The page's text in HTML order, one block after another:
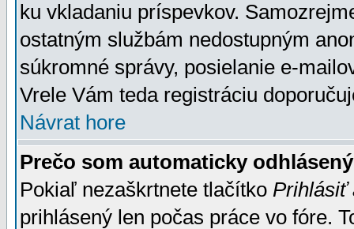
ku vkladaniu príspevkov.
ostatným službám nedostupným
súkromné správy, posielanie e-
Vrele Vám teda registráciu
Návrat hore
Prečo som automaticky
Pokiaľ nezaškrtnete tlačítko Prihlásiť
prihlásený len počas práce vo fóre.